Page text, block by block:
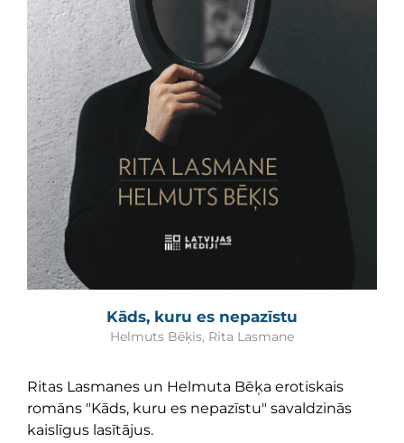
Kāds, kuru es nepazīstu
Helmuts Bēķis, Rita Lasmane
Ritas Lasmanes un Helmuta Bēķa erotiskais
romāns "Kāds, kuru es nepazīstu" savaldzinās
kaislīgus lasītājus.